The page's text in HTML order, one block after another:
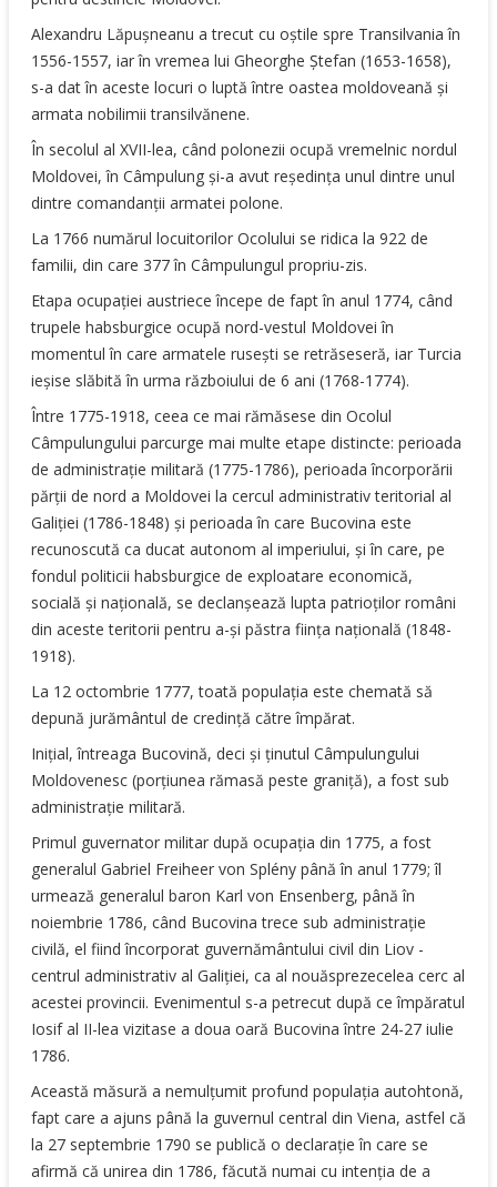
Alexandru Lăpuşneanu a trecut cu oştile spre Transilvania în
1556-1557, iar în vremea lui Gheorghe Ştefan (1653-1658),
s-a dat în aceste locuri o luptă între oastea moldoveană şi
armata nobilimii transilvănene.
În secolul al XVII-lea, când polonezii ocupă vremelnic nordul
Moldovei, în Câmpulung şi-a avut reşedinţa unul dintre unul
dintre comandanţii armatei polone.
La 1766 numărul locuitorilor Ocolului se ridica la 922 de
familii, din care 377 în Câmpulungul propriu-zis.
Etapa ocupaţiei austriece începe de fapt în anul 1774, când
trupele habsburgice ocupă nord-vestul Moldovei în
momentul în care armatele ruseşti se retrăseseră, iar Turcia
ieşise slăbită în urma războiului de 6 ani (1768-1774).
Între 1775-1918, ceea ce mai rămăsese din Ocolul
Câmpulungului parcurge mai multe etape distincte: perioada
de administraţie militară (1775-1786), perioada încorporării
părţii de nord a Moldovei la cercul administrativ teritorial al
Galiţiei (1786-1848) şi perioada în care Bucovina este
recunoscută ca ducat autonom al imperiului, şi în care, pe
fondul politicii habsburgice de exploatare economică,
socială şi naţională, se declanşează lupta patrioţilor români
din aceste teritorii pentru a-şi păstra fiinţa naţională (1848-
1918).
La 12 octombrie 1777, toată populaţia este chemată să
depună jurământul de credinţă către împărat.
Iniţial, întreaga Bucovină, deci şi ţinutul Câmpulungului
Moldovenesc (porţiunea rămasă peste graniţă), a fost sub
administraţie militară.
Primul guvernator militar după ocupaţia din 1775, a fost
generalul Gabriel Freiheer von Splény până în anul 1779; îl
urmează generalul baron Karl von Ensenberg, până în
noiembrie 1786, când Bucovina trece sub administraţie
civilă, el fiind încorporat guvernământului civil din Liov -
centrul administrativ al Galiţiei, ca al nouăsprezecelea cerc al
acestei provincii. Evenimentul s-a petrecut după ce împăratul
Iosif al II-lea vizitase a doua oară Bucovina între 24-27 iulie
1786.
Această măsură a nemulţumit profund populaţia autohtonă,
fapt care a ajuns până la guvernul central din Viena, astfel că
la 27 septembrie 1790 se publică o declaraţie în care se
afirmă că unirea din 1786, făcută numai cu intenţia de a